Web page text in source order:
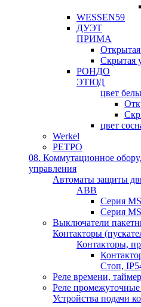
WESSEN59
ДУЭТ
ПРИМА
Открытая
Скрытая
РОНДО
ЭТЮД
цвет
цвет
Werkel
РЕТРО
08. Коммутационное
управления
Автоматы защиты
ABB
Серия
Серия
Выключатели
Контакторы
Контакторы,
Стоп,
Реле времени,
Реле
Устройства подачи